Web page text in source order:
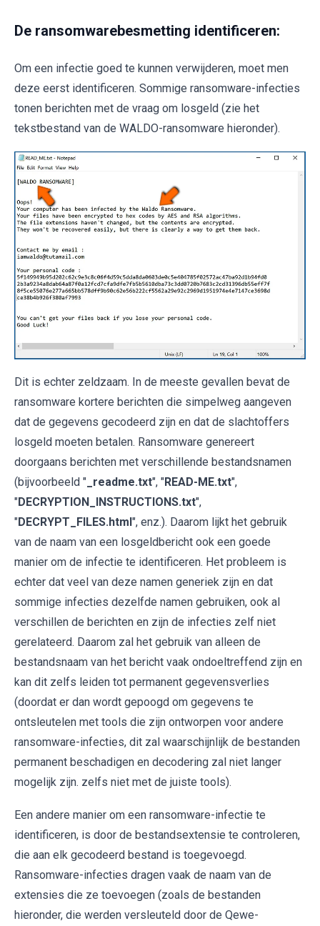
De ransomwarebesmetting identificeren:
Om een infectie goed te kunnen verwijderen, moet men
deze eerst identificeren. Sommige ransomware-infecties
tonen berichten met de vraag om losgeld (zie het
tekstbestand van de WALDO-ransomware hieronder).
Dit is echter zeldzaam. In de meeste gevallen bevat de
ransomware kortere berichten die simpelweg aangeven
dat de gegevens gecodeerd zijn en dat de slachtoffers
losgeld moeten betalen. Ransomware genereert
doorgaans berichten met verschillende bestandsnamen
(bijvoorbeeld " _readme.txt", "READ-ME.txt",
"DECRYPTION_INSTRUCTIONS.txt",
"DECRYPT_FILES.html", enz.). Daarom lijkt het gebruik
van de naam van een losgeldbericht ook een goede
manier om de infectie te identificeren. Het probleem is
echter dat veel van deze namen generiek zijn en dat
sommige infecties dezelfde namen gebruiken, ook al
verschillen de berichten en zijn de infecties zelf niet
gerelateerd. Daarom zal het gebruik van alleen de
bestandsnaam van het bericht vaak ondoeltreffend zijn en
kan dit zelfs leiden tot permanent gegevensverlies
(doordat er dan wordt gepoogd om gegevens te
ontsleutelen met tools die zijn ontworpen voor andere
ransomware-infecties, dit zal waarschijnlijk de bestanden
permanent beschadigen en decodering zal niet langer
mogelijk zijn. zelfs niet met de juiste tools).
Een andere manier om een ​​ransomware-infectie te
identificeren, is door de bestandsextensie te controleren,
die aan elk gecodeerd bestand is toegevoegd.
Ransomware-infecties dragen vaak de naam van de
extensies die ze toevoegen (zoals de bestanden
hieronder, die werden versleuteld door de Qewe-